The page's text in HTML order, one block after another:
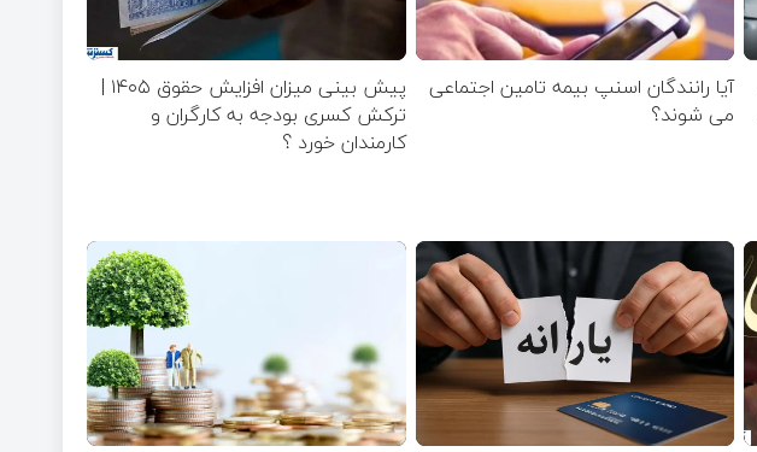
آیا رانندگان اسنپ بیمه تامین اجتماعی
می شوند؟
پیش بینی میزان افزایش حقوق ۱۴۰۵ |
ترکش کسری بودجه به کارگران و
کارمندان خورد ؟